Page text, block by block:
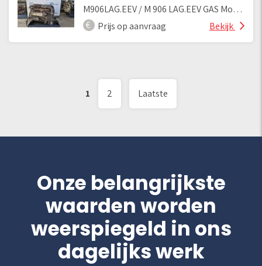
M906LAG.EEV / M 906 LAG.EEV GAS Motor
Prijs op aanvraag
Bekijk
1 2 Laatste
Onze belangrijkste
waarden worden
weerspiegeld in ons
dagelijks werk